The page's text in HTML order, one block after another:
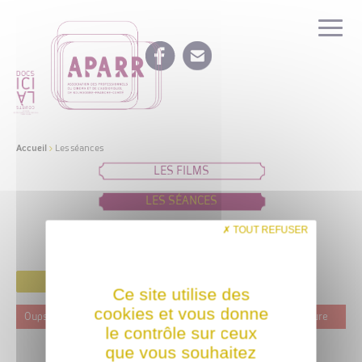
Accueil > Les séances
LES FILMS
LES SÉANCES
IDÉES DE PROGRAMMATION
Oups ! Ce film n'est programmé actuellement dans aucune structure
Ce site utilise des
cookies et vous donne
le contrôle sur ceux
que vous souhaitez
TOUT REFUSER